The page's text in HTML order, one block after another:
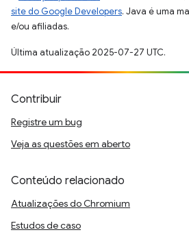
site do Google Developers. Java é uma
e/ou afiliadas.
Última atualização 2025-07-27 UTC.
Contribuir
Registre um bug
Veja as questões em aberto
Conteúdo relacionado
Atualizações do Chromium
Estudos de caso